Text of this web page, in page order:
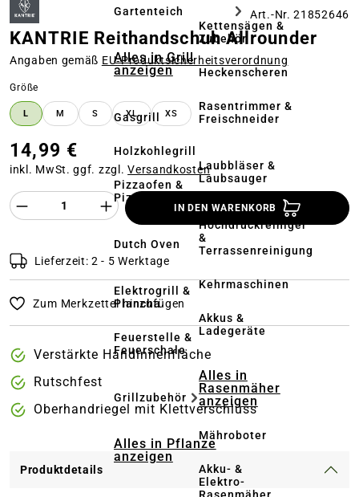
Gartenteich
Alles in Grill
anzeigen
Gasgrill
Holzkohlegrill
Pizzaofen &
Pizzastein
Dutch Oven
Elektrogrill &
Plancha
Feuerstelle &
Feuerschale
Grillzubehör
Alles in Pflanze
anzeigen
Kettensägen &
Zubehör
Heckenscheren
Rasentrimmer &
Freischneider
Laubbläser &
Laubsauger
Hochdruckreiniger
&
Terrassenreinigung
Kehrmaschinen
Akkus &
Ladegeräte
Alles in
Rasenmäher
anzeigen
Mähroboter
Akku- &
Elektro-
Art.-Nr. 21852646
KANTRIE Reithandschuh Allrounder
Angaben gemäß EU‑Produktsicherheitsverordnung
Größe
L M S XL XS
14,99 €
inkl. MwSt. ggf. zzgl.Versandkosten
Produkt Anzahl des Produktes
IN DEN WARENKORB
Lieferzeit: 2 - 5 Werktage
Zum Merkzettel hinzufügen
Verstärkte Handinnenfläche
Rutschfest
Oberhandriegel mit Klettverschluss
Produktdetails